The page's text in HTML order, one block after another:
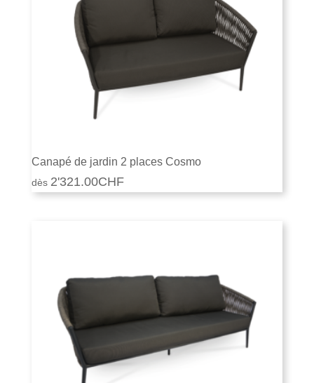
Canapé de jardin 2 places Cosmo
2'321.00CHF